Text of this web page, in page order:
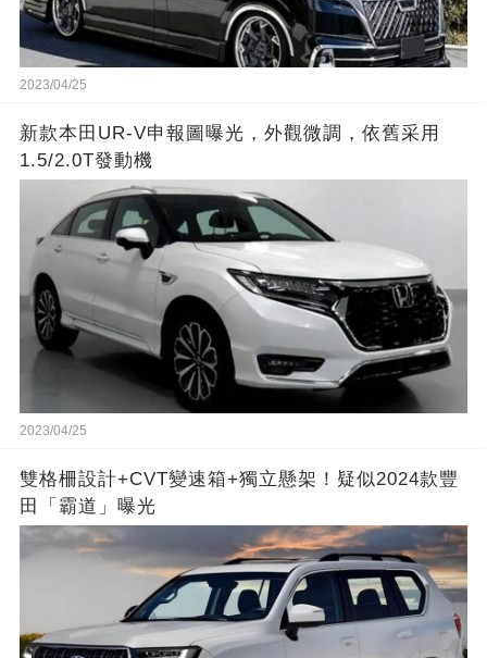
2023/04/25
新款本田UR-V申報圖曝光，外觀微調，依舊采用
1.5/2.0T發動機
2023/04/25
雙格柵設計+CVT變速箱+獨立懸架！疑似2024款豐
田「霸道」曝光